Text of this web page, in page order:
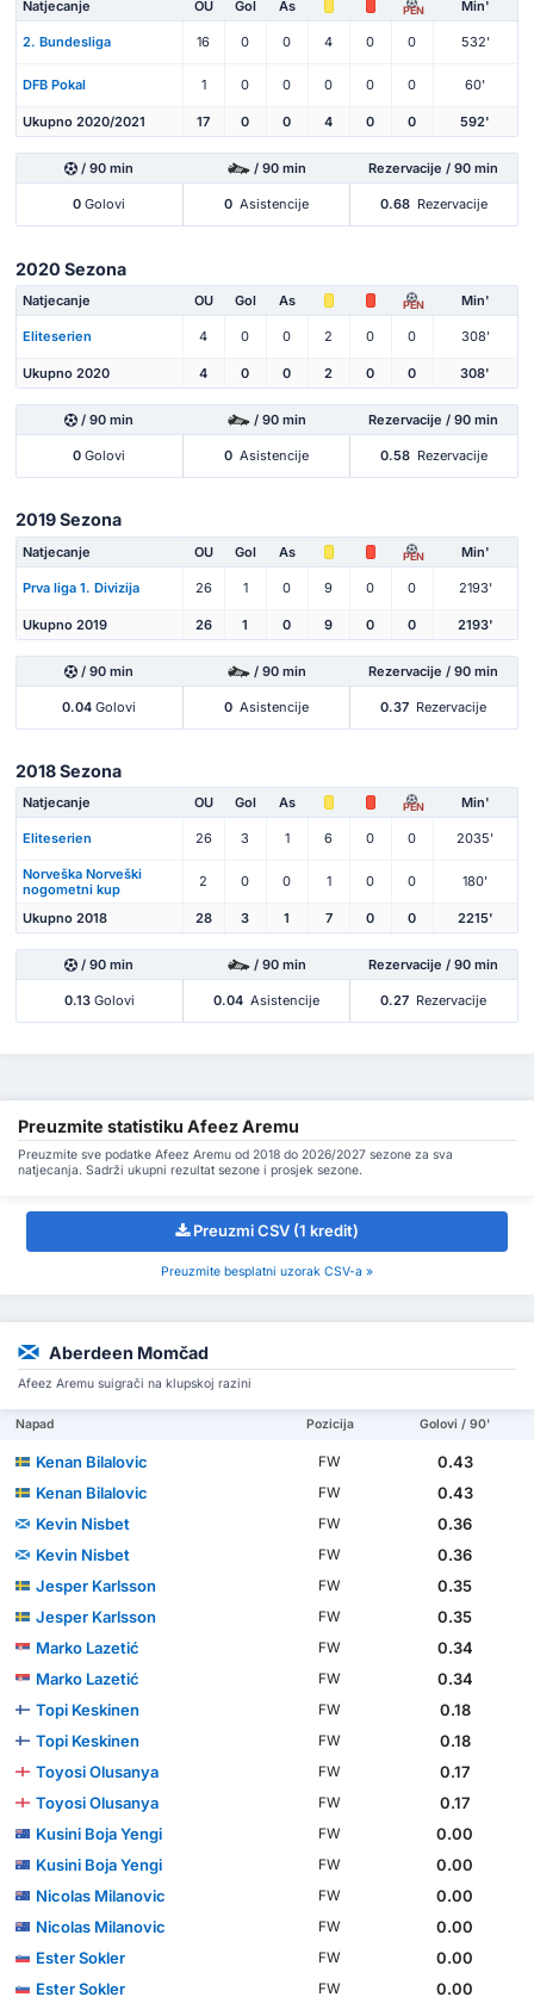
Natjecanje OU Gol As PEN Min'
2. Bundesliga 16 0 0 4 0 0 532'
DFB Pokal 1 0 0 0 0 0 60'
Ukupno 2020/2021 17 0 0 4 0 0 592'
/ 90 min / 90 min Rezervacije / 90 min
0 Golovi 0 Asistencije 0.68 Rezervacije
2020 Sezona
Natjecanje OU Gol As PEN Min'
Eliteserien 4 0 0 2 0 0 308'
Ukupno 2020 4 0 0 2 0 0 308'
/ 90 min / 90 min Rezervacije / 90 min
0 Golovi 0 Asistencije 0.58 Rezervacije
2019 Sezona
Natjecanje OU Gol As PEN Min'
Prva liga 1. Divizija 26 1 0 9 0 0 2193'
Ukupno 2019 26 1 0 9 0 0 2193'
/ 90 min / 90 min Rezervacije / 90 min
0.04 Golovi 0 Asistencije 0.37 Rezervacije
2018 Sezona
Natjecanje OU Gol As PEN Min'
Eliteserien 26 3 1 6 0 0 2035'
Norveška Norveški
nogometni kup
2 0 0 1 0 0 180'
Ukupno 2018 28 3 1 7 0 0 2215'
/ 90 min / 90 min Rezervacije / 90 min
0.13Golovi 0.04 Asistencije 0.27 Rezervacije
Preuzmite statistiku Afeez Aremu
Preuzmite sve podatke Afeez Aremu od 2018 do 2026/2027 sezone za sva
natjecanja. Sadrži ukupni rezultat sezone i prosjek sezone.
Preuzmi CSV (1 kredit)
Preuzmite besplatni uzorak CSV-a »
Aberdeen Momčad
Afeez Aremu suigrači na klupskoj razini
Napad Pozicija Golovi / 90'
Kenan Bilalovic FW
0.43
Kenan Bilalovic
FW
0.43
Kevin Nisbet
FW
0.36
Kevin Nisbet
FW
0.36
Jesper Karlsson
FW
0.35
Jesper Karlsson
FW
0.35
Marko Lazetić
FW
0.34
Marko Lazetić
FW
0.34
Topi Keskinen
FW
0.18
Topi Keskinen
FW
0.18
Toyosi Olusanya
FW
0.17
Toyosi Olusanya
FW
0.17
Kusini Boja Yengi
FW
0.00
Kusini Boja Yengi
FW
0.00
Nicolas Milanovic
FW
0.00
Nicolas Milanovic
FW
0.00
Ester Sokler
FW
0.00
Ester Sokler
FW 0.00